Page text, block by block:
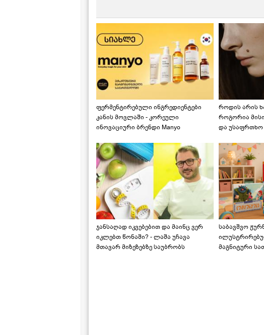
ფერმენტირებული ინგრედიენტები
კანის მოვლაში - კორეული
ინოვაციური ბრენდი Manyo
როდის არის
როგორია
და უსაფრთხო
ჯანსაღად იკვებებით და მაინც ვერ
იკლებთ წონაში? - ლაშა უჩავა
მთავარ მიზეზებზე საუბრობს
საბავშვო
მაგნიტური